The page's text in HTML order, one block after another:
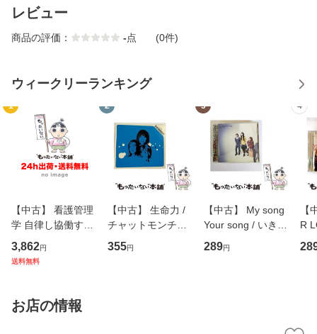
レビュー
商品の評価： -点 (0件)
ウィークリーランキング
1
【中古】 看護管理
学 自律し協働する
専門職の看護マネ
ジメントスキル 改
恵 藤本幸三 / 南江
堂 [単行
3,862円
送料無料
2
【中古】 生命力 /
チャットモンチー /
キューンレコード
[CD]【メール便送
355円
3
【中古】 My song
Your song / いきも
のがかり / [CD]
【メール便送料無
289円
4
【
R
産
お店の情報